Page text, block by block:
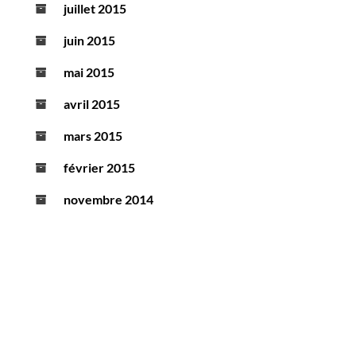
juillet 2015
juin 2015
mai 2015
avril 2015
mars 2015
février 2015
novembre 2014